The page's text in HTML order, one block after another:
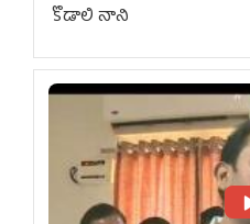
కొడాలి నాని